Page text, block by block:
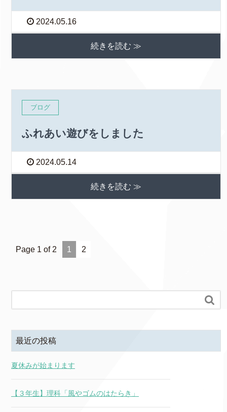
2024.05.16
続きを読む ≫
ブログ
ふれあい遊びをしました
2024.05.14
続きを読む ≫
Page 1 of 2 1 2

最近の投稿
夏休みが始まります
【３年生】理科「風やゴムのはたらき」